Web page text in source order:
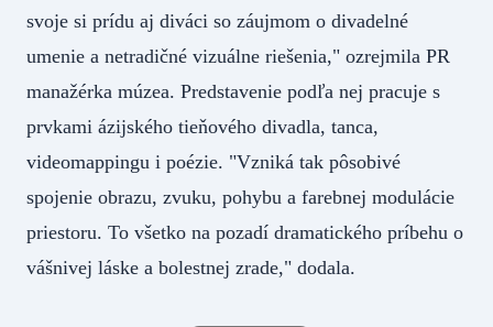
svoje si prídu aj diváci so záujmom o divadelné
umenie a netradičné vizuálne riešenia," ozrejmila PR
manažérka múzea. Predstavenie podľa nej pracuje s
prvkami ázijského tieňového divadla, tanca,
videomappingu i poézie. "Vzniká tak pôsobivé
spojenie obrazu, zvuku, pohybu a farebnej modulácie
priestoru. To všetko na pozadí dramatického príbehu o
vášnivej láske a bolestnej zrade," dodala.